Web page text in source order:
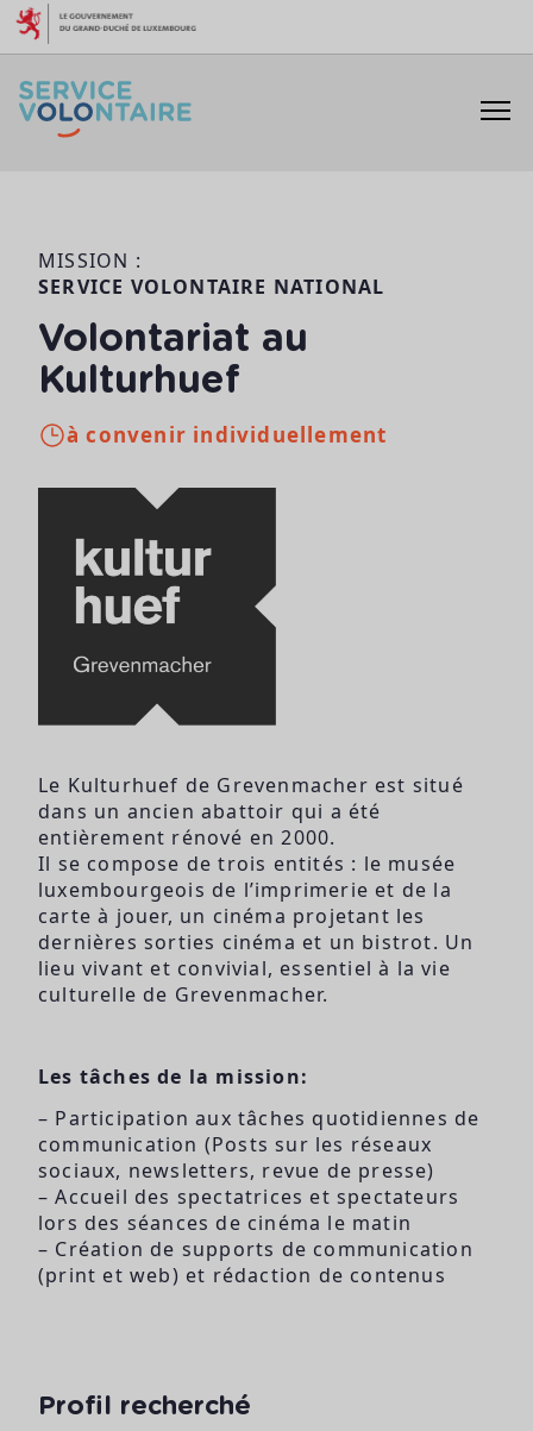
Aller au contenu
MISSION :
SERVICE VOLONTAIRE NATIONAL
Volontariat au
Kulturhuef
à convenir individuellement
Le Kulturhuef de Grevenmacher est situé
dans un ancien abattoir qui a été
entièrement rénové en 2000.
Il se compose de trois entités : le musée
luxembourgeois de l’imprimerie et de la
carte à jouer, un cinéma projetant les
dernières sorties cinéma et un bistrot. Un
lieu vivant et convivial, essentiel à la vie
culturelle de Grevenmacher.
Les tâches de la mission:
– Participation aux tâches quotidiennes de
communication (Posts sur les réseaux
sociaux, newsletters, revue de presse)
– Accueil des spectatrices et spectateurs
lors des séances de cinéma le matin
– Création de supports de communication
(print et web) et rédaction de contenus
Profil recherché